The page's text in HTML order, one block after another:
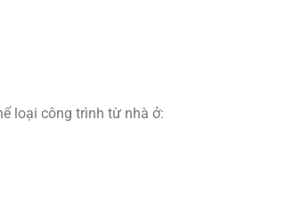
loại công trình từ nhà ở: